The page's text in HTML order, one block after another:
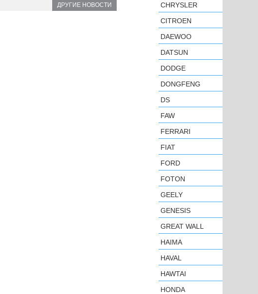
ДРУГИЕ НОВОСТИ
CHRYSLER
CITROEN
DAEWOO
DATSUN
DODGE
DONGFENG
DS
FAW
FERRARI
FIAT
FORD
FOTON
GEELY
GENESIS
GREAT WALL
HAIMA
HAVAL
HAWTAI
HONDA